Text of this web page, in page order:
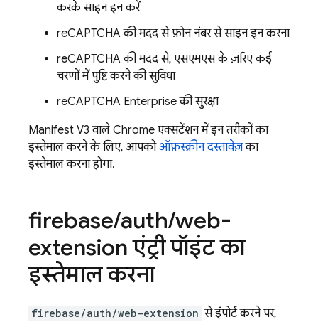
करके साइन इन करें
reCAPTCHA की मदद से फ़ोन नंबर से साइन इन करना
reCAPTCHA की मदद से, एसएमएस के ज़रिए कई
चरणों में पुष्टि करने की सुविधा
reCAPTCHA Enterprise की सुरक्षा
Manifest V3 वाले Chrome एक्सटेंशन में इन तरीकों का
इस्तेमाल करने के लिए, आपकोऑफ़स्क्रीन दस्तावेज़का
इस्तेमाल करना होगा.
firebase/auth/web-
extension एंट्री पॉइंट का
इस्तेमाल करना
firebase/auth/web-extension से इंपोर्ट करने पर,